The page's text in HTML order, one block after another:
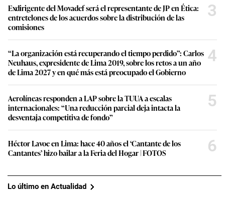
Exdirigente del Movadef será el representante de JP en Ética:
entretelones de los acuerdos sobre la distribución de las
comisiones
3
“La organización está recuperando el tiempo perdido”: Carlos
Neuhaus, expresidente de Lima 2019, sobre los retos a un año
de Lima 2027 y en qué más está preocupado el Gobierno
4
Aerolíneas responden a LAP sobre la TUUA a escalas
internacionales: “Una reducción parcial deja intacta la
desventaja competitiva de fondo”
5
Héctor Lavoe en Lima: hace 40 años el ‘Cantante de los
Cantantes’ hizo bailar a la Feria del Hogar | FOTOS
6
Lo último en Actualidad